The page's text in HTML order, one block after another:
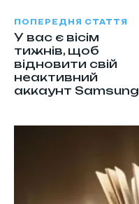
ПОПЕРЕДНЯ СТАТТЯ
У вас є вісім
тижнів, щоб
відновити свій
неактивний
аккаунт Samsung